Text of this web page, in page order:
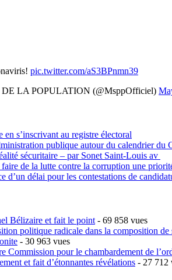
pic.twitter.com/aS3BPnmn39
LA POPULATION (@MsppOfficiel)
s’inscrivant au registre électoral
publique autour du calendrier du
sécuritaire – par Sonet Saint-Louis av
de la lutte contre la corruption une
d’un délai pour les contestations de
Bélizaire et fait le point - 69 858 vues
politique radicale dans la composition de
- 30 963 vues
Commission pour le chambardement de
et fait d’étonnantes révélations - 27 712